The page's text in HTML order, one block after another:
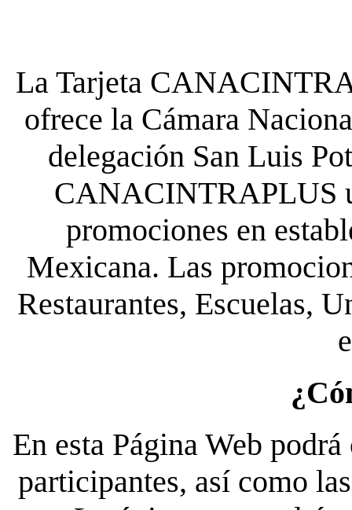
La Tarjeta
ofrece la Cámara
delegación San Luis
CANACINTRAPLUS
promociones en
Mexicana. Las
Restaurantes, Escuelas,
En esta Página Web
participantes, así como